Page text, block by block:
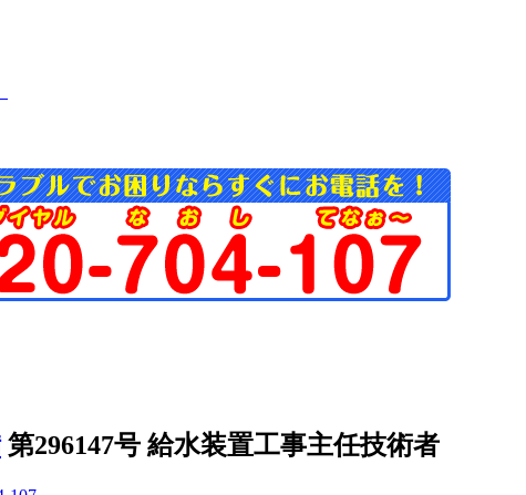
第296147号 給水装置工事主任技術者